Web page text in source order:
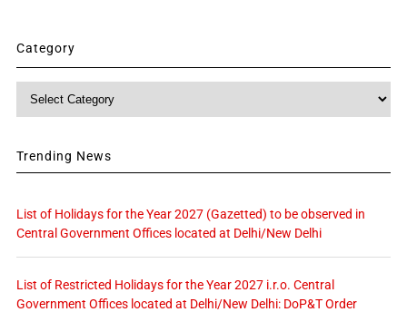
Category
Trending News
List of Holidays for the Year 2027 (Gazetted) to be observed in
Central Government Offices located at Delhi/New Delhi
List of Restricted Holidays for the Year 2027 i.r.o. Central
Government Offices located at Delhi/New Delhi: DoP&T Order